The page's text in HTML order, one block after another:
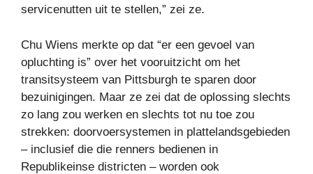
servicenutten uit te stellen,” zei ze.
Chu Wiens merkte op dat “er een gevoel van
opluchting is” over het vooruitzicht om het
transitsysteem van Pittsburgh te sparen door
bezuinigingen. Maar ze zei dat de oplossing slechts
zo lang zou werken en slechts tot nu toe zou
strekken: doorvoersystemen in plattelandsgebieden
– inclusief die die renners bedienen in
Republikeinse districten – worden ook